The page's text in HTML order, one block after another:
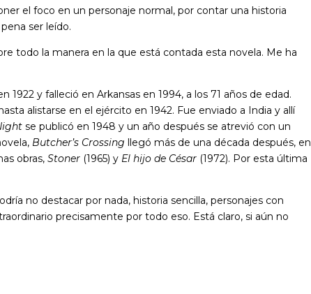
el foco en un personaje normal, por contar una historia
ser leído.
todo la manera en la que está contada esta novela. Me ha
1922 y falleció en Arkansas en 1994, a los 71 años de edad.
alistarse en el ejército en 1942. Fue enviado a India y allí
se publicó en 1948 y un año después se atrevió con un
Butcher’s Crossing llegó más de una década después, en
obras, Stoner (1965) y El hijo de César (1972). Por esta última
no destacar por nada, historia sencilla, personajes con
precisamente por todo eso. Está claro, si aún no